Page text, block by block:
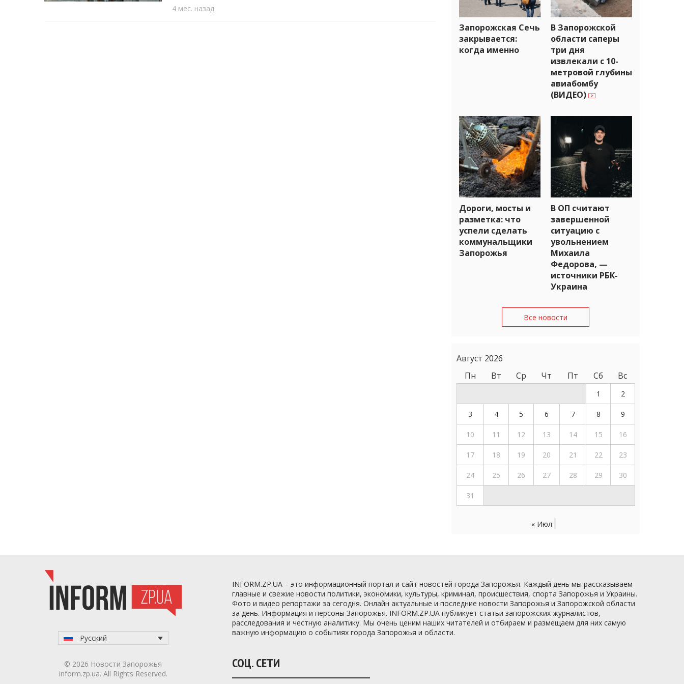
4 мес. назад
Запорожская Сечь
закрывается:
когда именно
В Запорожской
области саперы
три дня
извлекали с 10-
метровой глубины
авиабомбу
(ВИДЕО)
Дороги, мосты и
разметка: что
успели сделать
коммунальщики
Запорожья
В ОП считают
завершенной
ситуацию с
увольнением
Михаила
Федорова, —
источники РБК-
Украина
Все новости
Август 2026
Пн
Вт Ср Чт Пт Сб Вс
1 2
3 4 5 6 7 8 9
10 11 12 13 14 15 16
17 18 19 20 21 22 23
24 25 26 27 28 29 30
31
« Июл
INFORM.ZP.UA – это информационный портал и сайт новостей города Запорожья. Каждый день мы рассказываем
главные и свежие новости политики, экономики, культуры, криминал, происшествия, спорта Запорожья и Украины.
Фото и видео репортажи за сегодня. Онлайн актуальные и последние новости Запорожья и Запорожской области
за день. Информация и персоны Запорожья. INFORM.ZP.UA публикует статьи запорожских журналистов,
расследования и честную аналитику. Мы очень ценим наших читателей и отбираем и размещаем для них самую
важную информацию о событиях города Запорожья и области.
СОЦ. СЕТИ
Русский
© 2026 Новости Запорожья
inform.zp.ua. All Rights Reserved.